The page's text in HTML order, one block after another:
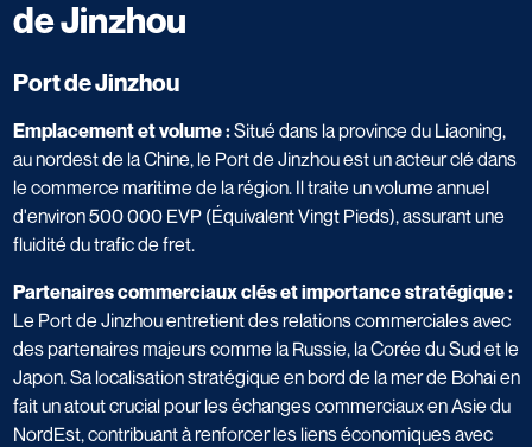
de Jinzhou
Port de Jinzhou
Emplacement et volume :Situé dans la province du Liaoning,
au nordest de la Chine, le Port de Jinzhou est un acteur clé dans
le commerce maritime de la région. Il traite un volume annuel
d'environ 500 000 EVP (Équivalent Vingt Pieds), assurant une
fluidité du trafic de fret.
Partenaires commerciaux clés et importance stratégique :
Le Port de Jinzhou entretient des relations commerciales avec
des partenaires majeurs comme la Russie, la Corée du Sud et le
Japon. Sa localisation stratégique en bord de la mer de Bohai en
fait un atout crucial pour les échanges commerciaux en Asie du
NordEst, contribuant à renforcer les liens économiques avec